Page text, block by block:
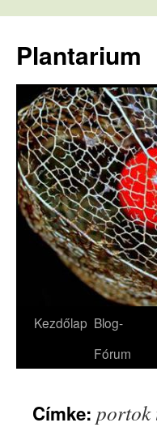
tartalomba
Plantarium
Kezdőlap Blog-
Fórum
Címke: portok